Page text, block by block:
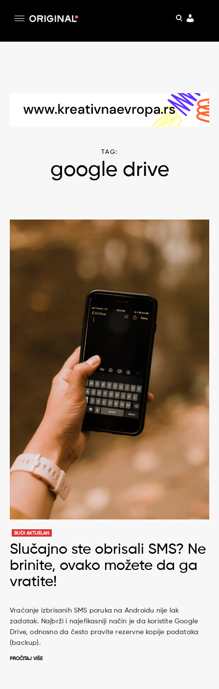
pretraga
TAG:
google drive
BUDI AKTUELAN
Slučajno ste obrisali SMS? Ne
brinite, ovako možete da ga
vratite!
Vraćanje izbrisanih SMS poruka na Androidu nije lak
zadatak. Najbrži i najefikasniji način je da koristite Google
Drive, odnosno da često pravite rezervne kopije podataka
(backup).
PROČITAJ VIŠE